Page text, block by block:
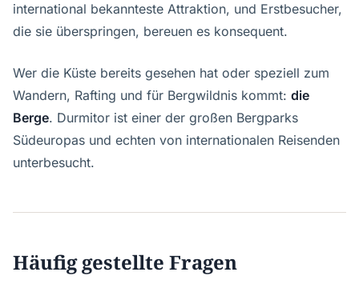
international bekannteste Attraktion, und Erstbesucher,
die sie überspringen, bereuen es konsequent.
Wer die Küste bereits gesehen hat oder speziell zum
Wandern, Rafting und für Bergwildnis kommt: die
Berge. Durmitor ist einer der großen Bergparks
Südeuropas und echten von internationalen Reisenden
unterbesucht.
Häufig gestellte Fragen